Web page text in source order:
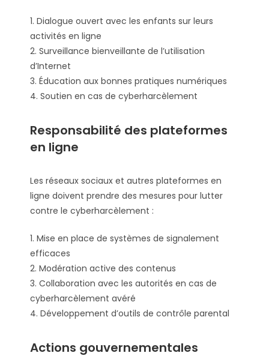
1. Dialogue ouvert avec les enfants sur leurs
activités en ligne
2. Surveillance bienveillante de l’utilisation
d’Internet
3. Éducation aux bonnes pratiques numériques
4. Soutien en cas de cyberharcèlement
Responsabilité des plateformes
en ligne
Les réseaux sociaux et autres plateformes en
ligne doivent prendre des mesures pour lutter
contre le cyberharcèlement :
1. Mise en place de systèmes de signalement
efficaces
2. Modération active des contenus
3. Collaboration avec les autorités en cas de
cyberharcèlement avéré
4. Développement d’outils de contrôle parental
Actions gouvernementales